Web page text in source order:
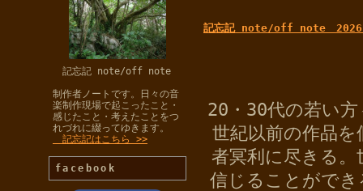
記忘記 note/off note
制作者ノートです。日々の音
楽制作現場で起こったこと・
感じたこと・考えたことをつ
れづれに綴ってゆきます。
記忘記はこちら >>
facebook
記忘記 note/off note
20・30代の若い
世紀以前の作品
者冥利に尽きる
信じることがで